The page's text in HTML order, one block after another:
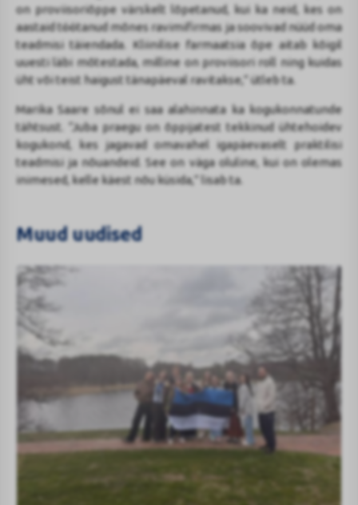
on proviisoriõppe värskelt lõpetanud, kui ka neid, kes on
aastaid töötanud mõnes ravimifirmas ja soovivad nüüd oma
teadmisi täiendada. Kliinilise farmaatsia õpe aitab kõigil
uuesti läbi mõtestada, milline on proviisori roll ning kuidas
üht või teist haigust tänapäeval ravitakse,” ütleb ta.
Marika Saare sõnul ei saa alahinnata ka kogukonnatunde
tähtsust. “Juba praegu on õppijatest tekkinud ühtehoidev
kogukond, kes jagavad omavahel igapäevaselt praktilisi
teadmisi ja nõuandeid. See on väga oluline, kui on olemas
inimesed, kelle käest nõu küsida,” lisab ta.
Muud uudised